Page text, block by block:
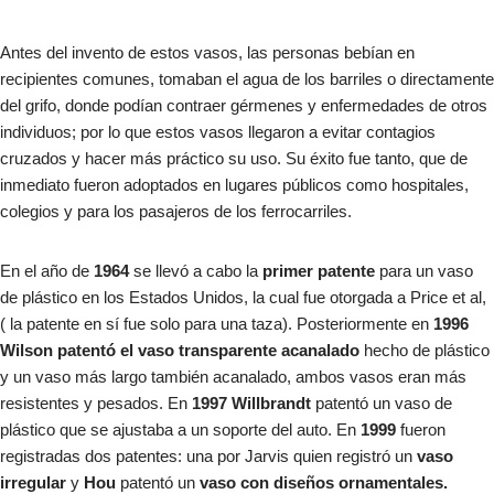
Antes del invento de estos vasos, las personas bebían en
recipientes comunes, tomaban el agua de los barriles o directamente
del grifo, donde podían contraer gérmenes y enfermedades de otros
individuos; por lo que estos vasos llegaron a evitar contagios
cruzados y hacer más práctico su uso. Su éxito fue tanto, que de
inmediato fueron adoptados en lugares públicos como hospitales,
colegios y para los pasajeros de los ferrocarriles.
En el año de 1964se llevó a cabo la primer patente para un vaso
de plástico en los Estados Unidos, la cual fue otorgada a Price et al,
( la patente en sí fue solo para una taza). Posteriormente en 1996
Wilson patentó el vaso transparente acanalado hecho de plástico
y un vaso más largo también acanalado, ambos vasos eran más
resistentes y pesados. En 1997 Willbrandt patentó un vaso de
plástico que se ajustaba a un soporte del auto. En 1999 fueron
registradas dos patentes: una por Jarvis quien registró un vaso
irregular y Hou patentó un vaso con diseños ornamentales.